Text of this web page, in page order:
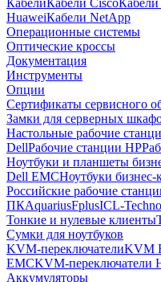
HuaweiКабели NetApp
Операционные системы
Оптические кроссы
Документация
Инструменты
Опции
Сертификаты сервисного
Замки для серверных
Настольные рабочие
DellРабочие станции HP
Ноутбуки и планшеты
Dell EMCНоутбуки бизнес-
Российские рабочие
ПКAquariusFplusICL-Techno
Тонкие и нулевые клиенты
Сумки для ноутбуков
KVM-переключателиKVM
EMCKVM-переключатели
Аккумуляторы